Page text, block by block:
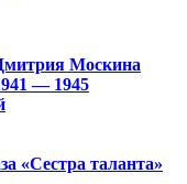
Москина
— 1945
«Сестра таланта»